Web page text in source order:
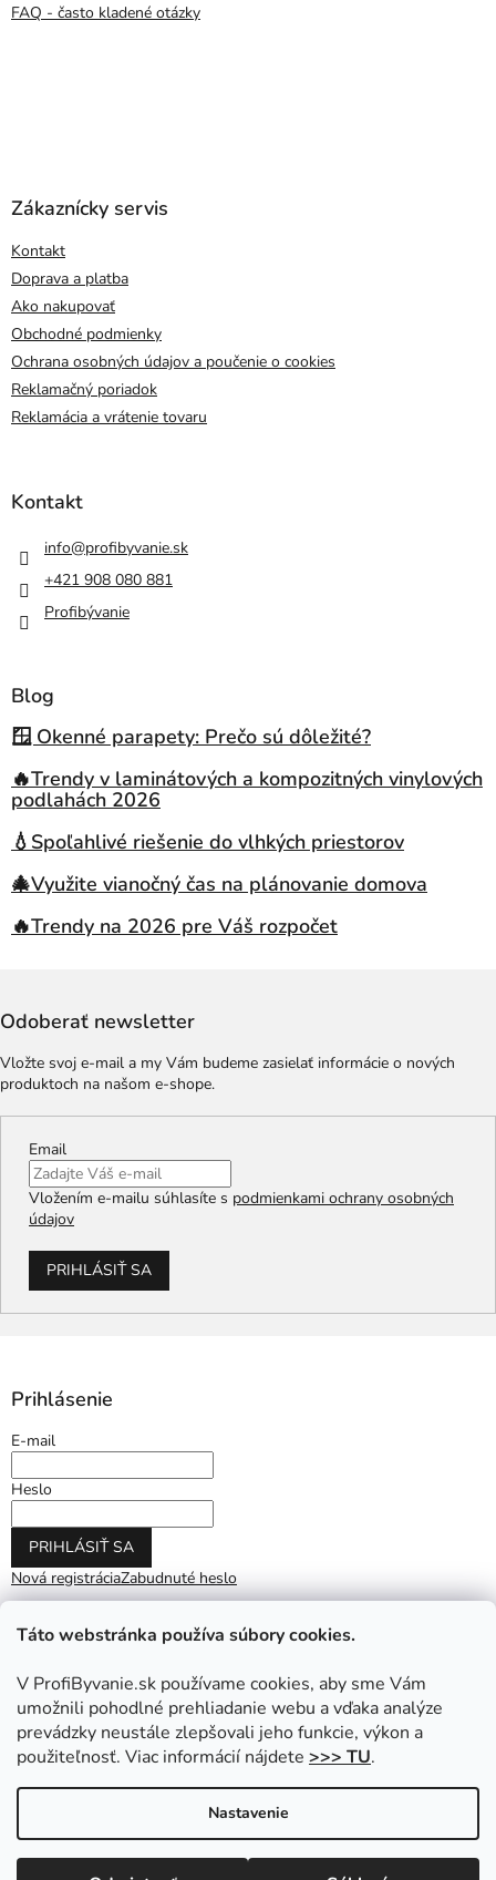
Táto webstránka používa súbory cookies.
V ProfiByvanie.sk používame cookies, aby sme Vám
umožnili pohodlné prehliadanie webu a vďaka analýze
prevádzky neustále zlepšovali jeho funkcie, výkon a
použiteľnosť. Viac informácií nájdete >>> TU.
Nastavenie
FAQ - často kladené otázky
Zákaznícky servis
Kontakt
Doprava a platba
Ako nakupovať
Obchodné podmienky
Ochrana osobných údajov a poučenie o cookies
Reklamačný poriadok
Reklamácia a vrátenie tovaru
Kontakt
info@profibyvanie.sk
+421 908 080 881
Profibývanie
Blog
🪟 Okenné parapety: Prečo sú dôležité?
🔥Trendy v laminátových a kompozitných vinylových
podlahách 2026
💧Spoľahlivé riešenie do vlhkých priestorov
🎄Využite vianočný čas na plánovanie domova
🔥Trendy na 2026 pre Váš rozpočet
Odoberať newsletter
Vložte svoj e-mail a my Vám budeme zasielať informácie o nových
produktoch na našom e-shope.
Email
Vložením e-mailu súhlasíte s podmienkami ochrany osobných
údajov
PRIHLÁSIŤ SA
Prihlásenie
E-mail
Heslo
PRIHLÁSIŤ SA
Nová registráciaZabudnuté heslo
ProfiByvanie.sk